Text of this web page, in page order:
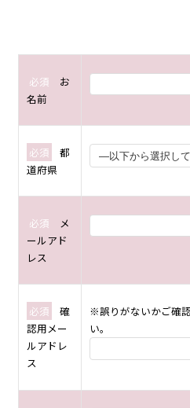
必須
お
名前
必須
都
道府県
必須
メ
ールアド
レス
必須
確
認用メー
ルアドレ
ス
※誤りがないかご確
い。